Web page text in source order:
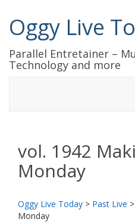
Oggy Live
Parallel Entretainer –
Technology and more
vol. 1942
Monday
Oggy Live Today > Past Live >
Monday